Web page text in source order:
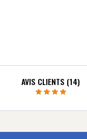
AVIS CLIENTS (14)